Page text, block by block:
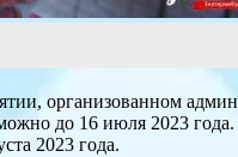
организованном
до 16 июля 2023
2023 года.